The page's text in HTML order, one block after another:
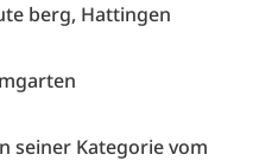
berg, Hattingen
seiner Kategorie vom